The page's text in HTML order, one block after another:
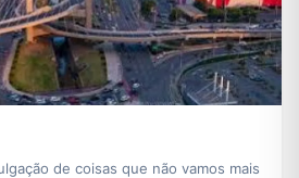
de coisas que não vamos mais